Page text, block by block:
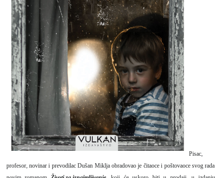
Pisac,
profesor, novinar i prevodilac Dušan Miklja obradovao je čitaoce i poštovaoce svog rada